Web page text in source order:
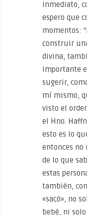
inmediato,
espero que
momentos:
construir
divina,
importante
sugerir,
mí mismo,
visto el
el Hno.
esto es lo
entonces no
de lo que
estas
también,
«sacó», no
bebé, ni